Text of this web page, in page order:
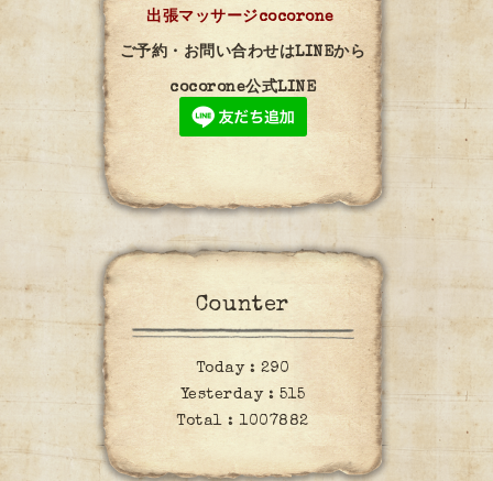
出張マッサージcocorone
ご予約・お問い合わせはLINEから
cocorone公式LINE
Counter
Today : 290
Yesterday : 515
Total :1007882